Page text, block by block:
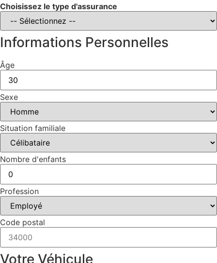
Choisissez le type d'assurance
Informations Personnelles
Âge
Sexe
Situation familiale
Nombre d'enfants
Profession
Code postal
Votre Véhicule